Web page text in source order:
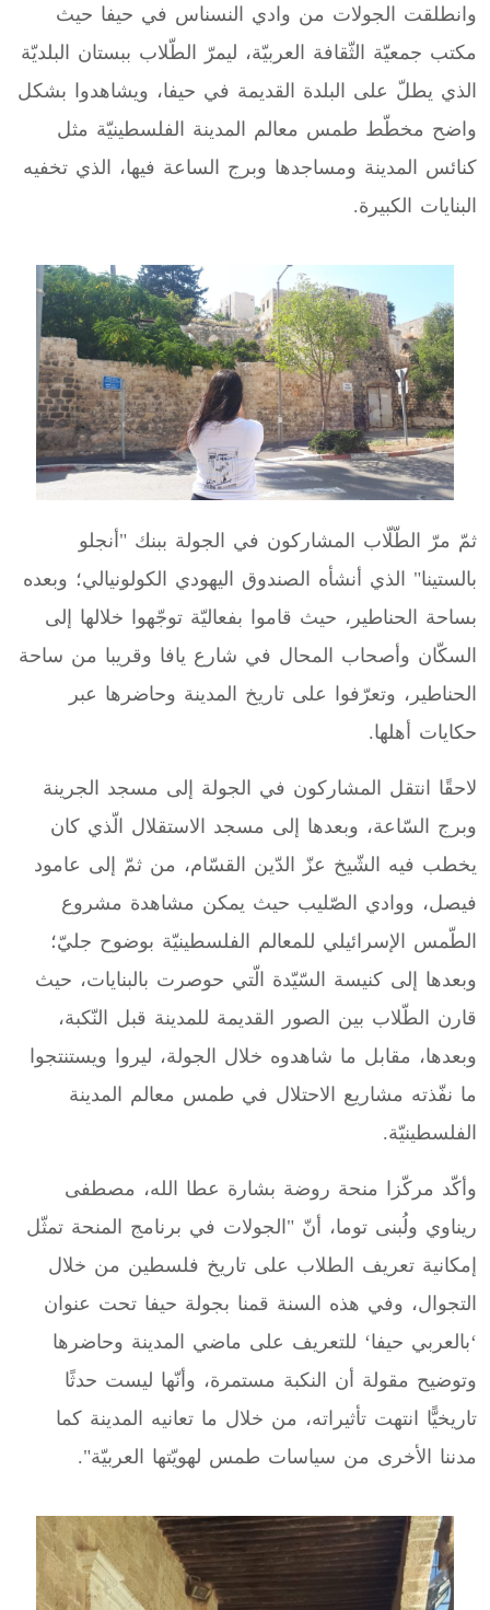
وانطلقت الجولات من وادي النسناس في حيفا حيث
مكتب جمعيّة الثّقافة العربيّة، ليمرّ الطّلاب ببستان البلديّة
الذي يطلّ على البلدة القديمة في حيفا، ويشاهدوا بشكل
واضح مخطّط طمس معالم المدينة الفلسطينيّة مثل
كنائس المدينة ومساجدها وبرج الساعة فيها، الذي تخفيه
البنايات الكبيرة.
ثمّ مرّ الطّلّاب المشاركون في الجولة ببنك "أنجلو
بالستينا" الذي أنشأه الصندوق اليهودي الكولونيالي؛ وبعده
بساحة الحناطير، حيث قاموا بفعاليّة توجّهوا خلالها إلى
السكّان وأصحاب المحال في شارع يافا وقريبا من ساحة
الحناطير، وتعرّفوا على تاريخ المدينة وحاضرها عبر
حكايات أهلها.
لاحقًا انتقل المشاركون في الجولة إلى مسجد الجرينة
وبرج السّاعة، وبعدها إلى مسجد الاستقلال الّذي كان
يخطب فيه الشّيخ عزّ الدّين القسّام، من ثمّ إلى عامود
فيصل، ووادي الصّليب حيث يمكن مشاهدة مشروع
الطّمس الإسرائيلي للمعالم الفلسطينيّة بوضوح جليّ؛
وبعدها إلى كنيسة السّيّدة الّتي حوصرت بالبنايات، حيث
قارن الطّلاب بين الصور القديمة للمدينة قبل النّكبة،
وبعدها، مقابل ما شاهدوه خلال الجولة، ليروا ويستنتجوا
ما نفّذته مشاريع الاحتلال في طمس معالم المدينة
الفلسطينيّة.
وأكّد مركّزا منحة روضة بشارة عطا الله، مصطفى
ريناوي ولُبنى توما، أنّ "الجولات في برنامج المنحة تمثّل
إمكانية تعريف الطلاب على تاريخ فلسطين من خلال
التجوال، وفي هذه السنة قمنا بجولة حيفا تحت عنوان
‘بالعربي حيفا‘ للتعريف على ماضي المدينة وحاضرها
وتوضيح مقولة أن النكبة مستمرة، وأنّها ليست حدثًا
تاريخيًّا انتهت تأثيراته، من خلال ما تعانيه المدينة كما
مدننا الأخرى من سياسات طمس لهويّتها العربيّة".